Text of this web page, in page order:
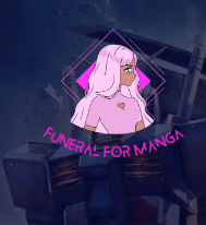
content